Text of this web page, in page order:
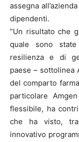
assegna
dipendenti.
“Un risultato che
quale sono
resilienza e di
paese – sottolinea
del comparto
particolare
flessibile, ha
che ha visto,
innovativo